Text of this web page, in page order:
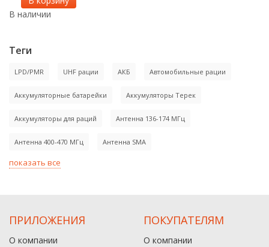
В наличии
Теги
LPD/PMR UHF рации АКБ Автомобильные рации
Аккумуляторные батарейки Аккумуляторы Терек
Аккумуляторы для раций Антенна 136-174 МГц
Антенна 400-470 МГц Антенна SMA
показать все
ПРИЛОЖЕНИЯ
О компании
ПОКУПАТЕЛЯМ
О компании